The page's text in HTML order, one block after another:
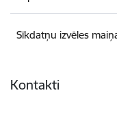
Sīkdatņu izvēles
Kontakti